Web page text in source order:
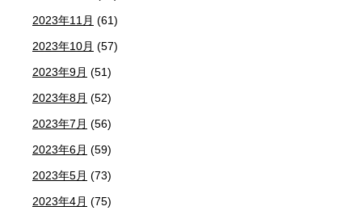
2023年11月 (61)
2023年10月 (57)
2023年9月 (51)
2023年8月 (52)
2023年7月 (56)
2023年6月 (59)
2023年5月 (73)
2023年4月 (75)